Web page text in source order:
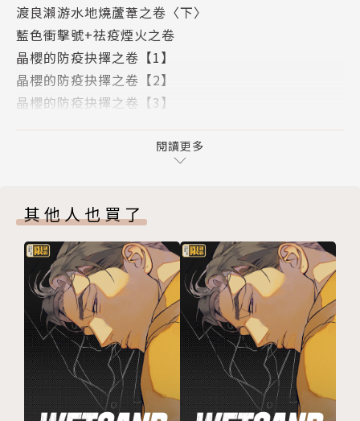
2020－2021年，東京疫情持續延燒中！
隔離14天手續花費都困難，夫妻無法回臺見家人！？
兩人婚後第一次短暫分居，人夫異地獨居生活超展開！
太太在宅勤務，同事線上聚會喝一杯，網路卡卡還是要
被拒絕的周末出遊提案，體力、行程無極限的單人旅行
日本，
臺日防疫決策大比拚！
體會了分隔兩地的日子，才發現曾經的那些日常其實並
不容易。
臺灣漫畫家米奇鰻，用笑中帶淚的故事記錄東京在地疫
情生活，
防疫隔離也絕不憂鬱，讀者大讚的療癒日常～
渡良瀨游水地燒蘆葦之卷〈下〉
藍色衝擊號+祛疫煙火之卷
晶櫻的防疫抉擇之卷【1】
晶櫻的防疫抉擇之卷【2】
晶櫻的防疫抉擇之卷【3】
奇鰻的防疫抉擇之卷【5】
奇鰻的防疫抉擇之卷【END】
晶櫻歸位！東京生活再開之卷
東京2020奧運特別篇【SP】
下期預告
獨家報導—東京鰻鰻新聞
版權頁
閱讀更多
其他人也買了